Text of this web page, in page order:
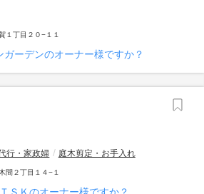
１丁目２０−１１
ガーデンのオーナー様ですか？
行・家政婦 庭木剪定・お手入れ
間２丁目１４−１